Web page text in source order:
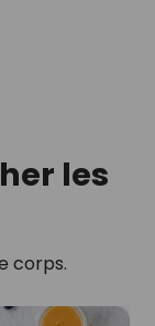
les
corps.